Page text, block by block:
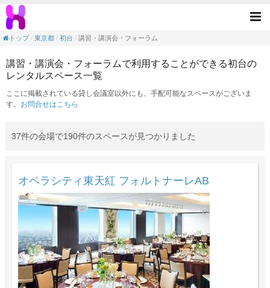
講習・講演会・フォーラムの目的で利用で
トップ
東京都 初台 講習・講演会・フォーラム
講習・講演会・フォーラムで利用することができる初台の
レンタルスペース一覧
ここに掲載されている貸し会議室以外にも、手配可能なスペースがございま
す。 お問合せはこちら
37件の会場で190件のスペースが見つかりました
オペラシティ東天紅 フォルトナーレAB